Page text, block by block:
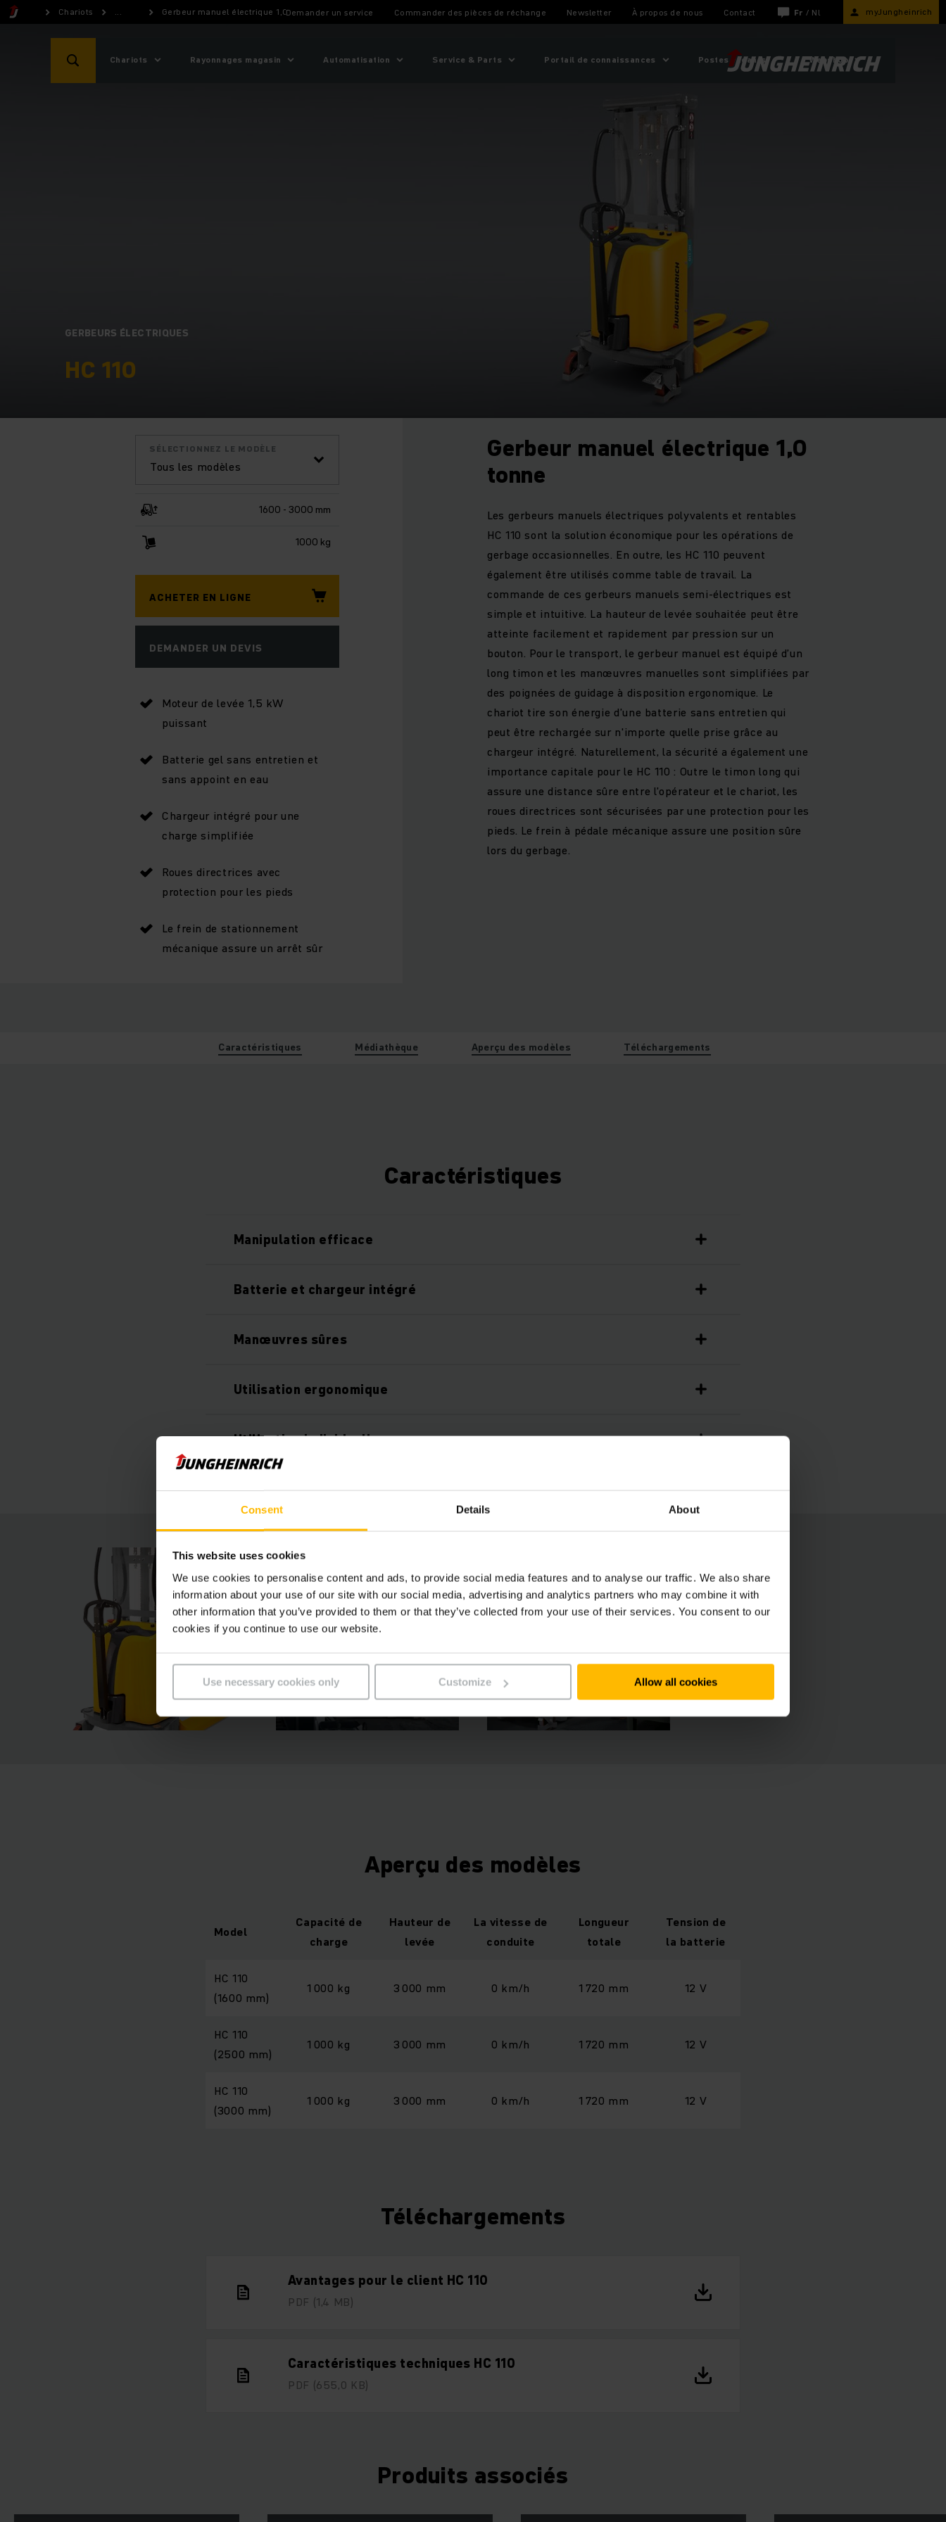
Consent Details About
This website uses cookies
We use cookies to personalise content and ads, to provide social media features and to analyse our traffic. We also share
information about your use of our site with our social media, advertising and analytics partners who may combine it with
other information that you’ve provided to them or that they’ve collected from your use of their services. You consent to our
cookies if you continue to use our website.
Use necessary cookies only Customize Allow all cookies
Chariots ... Gerbeur manuel électrique 1,0 tonneDemander un service Commander des pièces de réchange Newsletter À propos de nous Contact Fr / Nl myJungheinrich
Chariots Rayonnages magasin Automatisation Service & Parts Portail de connaissances Postes vacants Webshop
GERBEURS ÉLECTRIQUES
HC 110
Tous les modèles
SÉLECTIONNEZ LE MODÈLE
1600 - 3000 mm
1000 kg
ACHETER EN LIGNE
DEMANDER UN DEVIS
Moteur de levée 1,5 kW
puissant
Batterie gel sans entretien et
sans appoint en eau
Chargeur intégré pour une
charge simplifiée
Roues directrices avec
protection pour les pieds
Le frein de stationnement
mécanique assure un arrêt sûr
Gerbeur manuel électrique 1,0
tonne
Les gerbeurs manuels électriques polyvalents et rentables
HC 110 sont la solution économique pour les opérations de
gerbage occasionnelles. En outre, les HC 110 peuvent
également être utilisés comme table de travail. La
commande de ces gerbeurs manuels semi-électriques est
simple et intuitive. La hauteur de levée souhaitée peut être
atteinte facilement et rapidement par pression sur un
bouton. Pour le transport, le gerbeur manuel est équipé d’un
long timon et les manœuvres manuelles sont simplifiées par
des poignées de guidage à disposition ergonomique. Le
chariot tire son énergie d’une batterie sans entretien qui
peut être rechargée sur n'importe quelle prise grâce au
chargeur intégré. Naturellement, la sécurité a également une
importance capitale pour le HC 110 : Outre le timon long qui
assure une distance sûre entre l’opérateur et le chariot, les
roues directrices sont sécurisées par une protection pour les
pieds. Le frein à pédale mécanique assure une position sûre
lors du gerbage.
Caractéristiques Médiathèque Aperçu des modèles Téléchargements
Caractéristiques
Manipulation efficace
Batterie et chargeur intégré
Manœuvres sûres
Utilisation ergonomique
Utilisation individuelle
Aperçu des modèles
Model
Capacité de
charge
Hauteur de
levée
La vitesse de
conduite
Longueur
totale
Tension de
la batterie
HC 110
(1600 mm)
1 000 kg 3 000 mm 0 km/h 1 720 mm 12 V
HC 110
(2500 mm)
1 000 kg 3 000 mm 0 km/h 1 720 mm 12 V
HC 110
(3000 mm)
1 000 kg 3 000 mm 0 km/h 1 720 mm 12 V
Téléchargements
Avantages pour le client HC 110
PDF (1,4 MB)
Caractéristiques techniques HC 110
PDF (655,0 KB)
Produits associés